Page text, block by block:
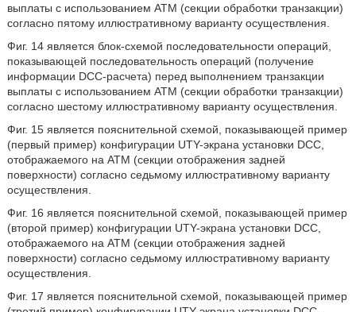
выплаты с использованием ATM (секции обработки транзакции)
согласно пятому иллюстративному варианту осуществления.
Фиг. 14 является блок-схемой последовательности операций,
показывающей последовательность операций (получение
информации DCC-расчета) перед выполнением транзакции
выплаты с использованием ATM (секции обработки транзакции)
согласно шестому иллюстративному варианту осуществления.
Фиг. 15 является пояснительной схемой, показывающей пример
(первый пример) конфигурации UTY-экрана установки DCC,
отображаемого на ATM (секции отображения задней
поверхности) согласно седьмому иллюстративному варианту
осуществления.
Фиг. 16 является пояснительной схемой, показывающей пример
(второй пример) конфигурации UTY-экрана установки DCC,
отображаемого на ATM (секции отображения задней
поверхности) согласно седьмому иллюстративному варианту
осуществления.
Фиг. 17 является пояснительной схемой, показывающей пример